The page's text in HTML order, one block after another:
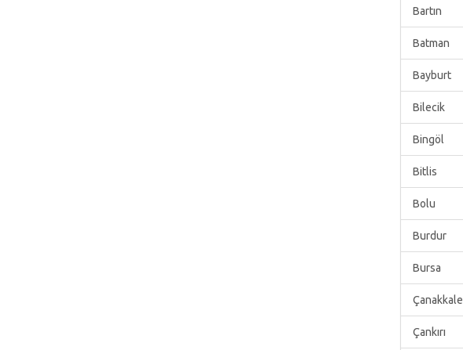
Bartın
Batman
Bayburt
Bilecik
Bingöl
Bitlis
Bolu
Burdur
Bursa
Çanakkale
Çankırı